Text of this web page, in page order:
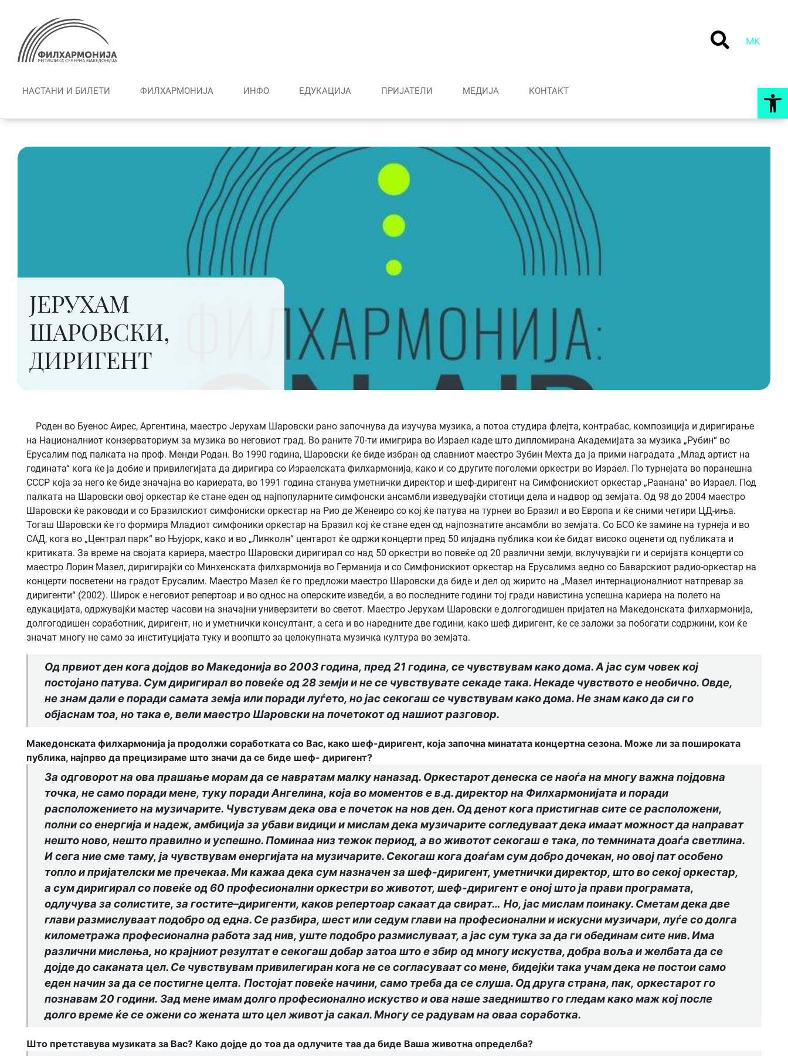
content
MK
НАСТАНИ И БИЛЕТИ ФИЛХАРМОНИЈА ИНФО ЕДУКАЦИЈА ПРИЈАТЕЛИ МЕДИJА КОНТАКТ
ЈЕРУХАМ
ШАРОВСКИ,
ДИРИГЕНТ
Роден во Буенос Аирес, Аргентина, маестро Јерухам Шаровски рано започнува да изучува музика, а потоа студира флејта, контрабас, композиција и диригирање
на Националниот конзерваториум за музика во неговиот град. Во раните 70-ти имигрира во Израел каде што дипломирана Академијата за музика „Рубин“ во
Ерусалим под палката на проф. Менди Родан. Во 1990 година, Шаровски ќе биде избран од славниот маестро Зубин Мехта да ја прими наградата „Млад артист на
годината“ кога ќе ја добие и привилегијата да диригира со Израелската филхармонија, како и со другите поголеми оркестри во Израел. По турнејата во поранешна
СССР која за него ќе биде значајна во кариерата, во 1991 година станува уметнички директор и шеф-диригент на Симфонискиот оркестар „Раанана“ во Израел. Под
палката на Шаровски овој оркестар ќе стане еден од најпопуларните симфонски ансамбли изведувајќи стотици дела и надвор од земјата. Од 98 до 2004 маестро
Шаровски ќе раководи и со Бразилскиот симфониски оркестар на Рио де Женеиро со кој ќе патува на турнеи во Бразил и во Европа и ќе сними четири ЦД-иња.
Тогаш Шаровски ќе го формира Младиот симфоники оркестар на Бразил кој ќе стане еден од најпознатите ансамбли во земјата. Со БСО ќе замине на турнеја и во
САД, кога во „Централ парк“ во Њујорк, како и во „Линколн“ центарот ќе одржи концерти пред 50 илјадна публика кои ќе бидат високо оценети од публиката и
критиката. За време на својата кариера, маестро Шаровски диригирал со над 50 оркестри во повеќе од 20 различни земји, вклучувајќи ги и серијата концерти со
маестро Лорин Мазел, диригирајќи со Минхенската филхармонија во Германија и со Симфонискиот оркестар на Ерусалимз аедно со Баварскиот радио-оркестар на
концерти посветени на градот Ерусалим. Маестро Мазел ќе го предложи маестро Шаровски да биде и дел од жирито на „Мазел интернационалниот натпревар за
диригенти“ (2002). Широк е неговиот репертоар и во однос на оперските изведби, а во последните години тој гради навистина успешна кариера на полето на
едукацијата, одржувајќи мастер часови на значајни универзитети во светот. Маестро Јерухам Шаровски е долгогодишен пријател на Македонската филхармонија,
долгогодишен соработник, диригент, но и уметнички консултант, а сега и во наредните две години, како шеф диригент, ќе се заложи за побогати содржини, кои ќе
значат многу не само за институцијата туку и воопшто за целокупната музичка култура во земјата.
Од првиот ден кога дојдов во Македонија во 2003 година, пред 21 година, се чувствувам како дома. А јас сум човек кој
постојано патува. Сум диригирал во повеќе од 28 земји и не се чувствувате секаде така. Некаде чувството е необично. Овде,
не знам дали е поради самата земја или поради луѓето, но јас секогаш се чувствувам како дома. Не знам како да си го
објаснам тоа, но така е, вели маестро Шаровски на почетокот од нашиот разговор.
Македонската филхармонија ја продолжи соработката со Вас, како шеф-диригент, која започна минатата концертна сезона. Може ли за пошироката
публика, најпрво да прецизираме што значи да се биде шеф- диригент?
За одговорот на ова прашање морам да се навратам малку наназад. Оркестарот денеска се наоѓа на многу важна појдовна
точка, не само поради мене, туку поради Ангелина, која во моментов е в.д. директор на Филхармонијата и поради
расположението на музичарите. Чувстувам дека ова е почеток на нов ден. Од денот кога пристигнав сите се расположени,
полни со енергија и надеж, амбиција за убави видици и мислам дека музичарите согледуваат дека имаат можност да направат
нешто ново, нешто правилно и успешно. Поминаа низ тежок период, а во животот секогаш е така, по темнината доаѓа светлина.
И сега ние сме таму, ја чувствувам енергијата на музичарите. Секогаш кога доаѓам сум добро дочекан, но овој пат особено
топло и пријателски ме пречекаа. Ми кажаа дека сум назначен за шеф-диригент, уметнички директор, што во секој оркестар,
а сум диригирал со повеќе од 60 професионални оркестри во животот, шеф-диригент е оној што ја прави програмата,
одлучува за солистите, за гостите–диригенти, каков репертоар сакаатда свират… Но, јас мислам поинаку. Сметам дека две
глави размислуваат подобро од една. Се разбира, шест или седум глави на професионални и искусни музичари, луѓе со долга
километража професионална работа зад нив, уште подобро размислуваат, а јас сум тука за да ги обединам сите нив. Има
различни мислења, но крајниот резултат е секогаш добар затоа што е збир од многу искуства, добра воља и желбата да се
дојде до саканата цел. Се чувствувам привилегиран кога не се согласуваат со мене, бидејќи така учам дека не постои само
еден начин за да се постигне целта. Постојат повеќе начини, само треба да се слуша. Од друга страна, пак, оркестарот го
познавам 20 години. Зад мене имам долго професионално искуство и ова наше заедништво го гледам како маж кој после
долго време ќе се ожени со жената што цел живот ја сакал. Многу се радувам на оваа соработка.
Што претставува музиката за Вас? Како дојде до тоа да одлучите таа да биде Ваша животна определба?